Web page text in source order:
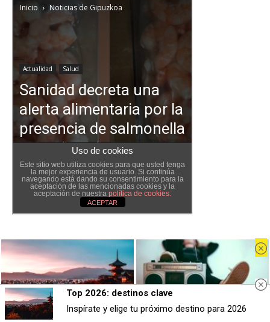
Top 2026: destinos clave
Inspírate y elige tu próximo destino para 2026
Canciones que marcan
Top 2026: destinos clave
Inspírate y elige tu próximo destino para 2026